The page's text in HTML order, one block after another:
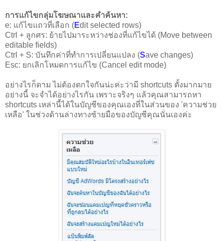
การแก้ไขกลุ่มโฆษณาและคำค้นหา:
e: แก้ไขแถวที่เลือก (Edit selected rows)
Ctrl + ลูกศร: ย้ายไปมาระหว่างช่องที่แก้ไขได้ (Move between
editable fields)
Ctrl + S: บันทึกค่าที่ทำการเปลี่ยนแปลง (Save changes)
Esc: ยกเลิกโหมดการแก้ไข (Cancel edit mode)
อย่างไรก็ตาม ไม่ต้องตกใจกันน่ะค่ะว่ามี shortcuts ตั้งมากมาย
อย่างนี้ จะจำได้อย่างไรกัน เพราะจริงๆ แล้วคุณสามารถหา
shortcuts เหล่านี้ได้ในบัญชีของคุณเองที่ในส่วนของ 'ความช่วย
เหลือ' ในช่วงด้านล่างทางซ้ายมือของบัญชีคุณนั่นเองค่ะ